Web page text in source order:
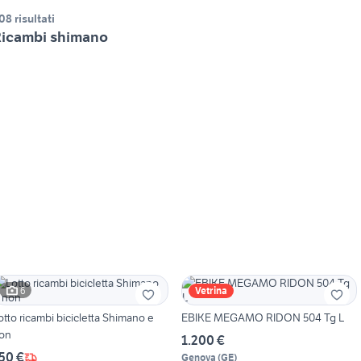
risultati
shimano
6
ricambi bicicletta Shimano e
€
Vetrina
EBIKE MEGAMO RIDON 504 Tg L
1.200 €
Genova (GE)